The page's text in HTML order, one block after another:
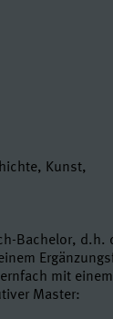
Kunst,
Bachelor, d.h.
mit einem
Master: